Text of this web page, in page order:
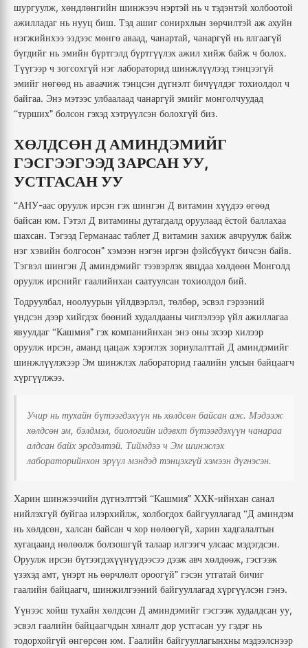
шургуулж, хөндлөнгийн шинжээч нэртэй нь ч тэдэнтэй холбоотой
ажилладаг нь нууц биш. Тэд ашиг сонирхлын зөрчилтэй аж ахуйн
нэгжийнхээ эздээс мөнгө аваад, чанартай, чанаргүй нь ялгаагүй
бүгдийг нь эмийн бүртгэлд бүртгүүлэх ажил хийж байж ч болох.
Түүгээр ч зогсохгүй нэг лабораторид шинжлүүлээд тэнцээгүй
эмийг нөгөөд нь аваачиж тэнцсэн дүгнэлт бичүүлдэг тохиолдол ч
байгаа. Энэ мэтээс улбаалаад чанаргүй эмийг монголчуудад
“турших” болсон гэхэд хэтрүүлсэн болохгүй биз.
ХӨЛДСӨН Д АМИНДЭМИЙГ
ГЭСГЭЭГЭЭД ЗАРСАН УУ,
УСТГАСАН УУ
“АНУ-аас оруулж ирсэн гэх шингэн Д витамин хүүдээ өгөөд
байсан юм. Гэтэл Д витамины дутагдалд оруулаад ёстой баллахаа
шахсан. Тэгээд Германаас таблет Д витамин захиж авчруулж байж
нэг хэвийн болгосон” хэмээн нэгэн иргэн фэйсбүүкт бичсэн байв.
Тэгвэл шингэн Д аминдэмийг тээвэрлэх явцдаа хөлдөөн Монголд
оруулж ирснийг гаалийнхан саатуулсан тохиолдол бий.
Тодруулбал, ноолуурын үйлдвэрлэл, төлбөр, эсвэл гэрээний
үндсэн дээр хийгдэх бөөний худалдааны чиглэлээр үйл ажиллагаа
явуулдаг “Кашмия” гэх компанийнхан энэ оны эхээр хилээр
оруулж ирсэн, аманд цацаж хэрэглэх зориулалттай Д аминдэмийг
шинжлүүлэхээр Эм шинжлэх лабораторид гаалийн улсын байцаагч
хүргүүлжээ.
Учир нь тухайн бүтээгдэхүүн нь хөлдсөн байсан аж. Мэдээж
хөлдсөн эм, бэлдмэл, биологийн идэвхт бүтээгдэхүүн чанараа
алдсан байх эрсдэлтэй. Тиймдээ ч Эм шинжлэх
лабораторийнхон эрүүл мэндэд тэнцэхгүй хэмээн дүгнэсэн.
Харин шинжээчийн дүгнэлттэй “Кашмия” ХХК-ийнхан санал
нийлэхгүй буйгаа илэрхийлж, холбогдох байгууллагад “Д аминдэм
нь хөлдсөн, халсан байсан ч хор нөлөөгүй, харин хадгалалтын
хугацаанд нөлөөлж болзошгүй талаар илгээгч улсаас мэдэгдсэн.
Оруулж ирсэн бүтээгдэхүүнүүдээсээ дээж авч хөлдөөж, гэсгээж
үзэхэд амт, үнэрт нь өөрчлөлт ороогүй” гэсэн утгатай бичиг
гаалийн байцаагч, шинжилгээний байгууллагад хүргүүлсэн гэнэ.
Үүнээс хойш тухайн хөлдсөн Д аминдэмийг гэсгээж худалдсан уу,
эсвэл гаалийн байцаагчдын хяналт дор устгасан уу гэдэг нь
тодорхойгүй өнгөрсөн юм. Гаалийн байгууллагынхны мэдээлснээр